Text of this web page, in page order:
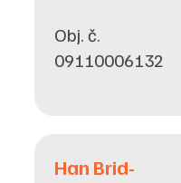
Obj. č.
09110006132
Han Brid-